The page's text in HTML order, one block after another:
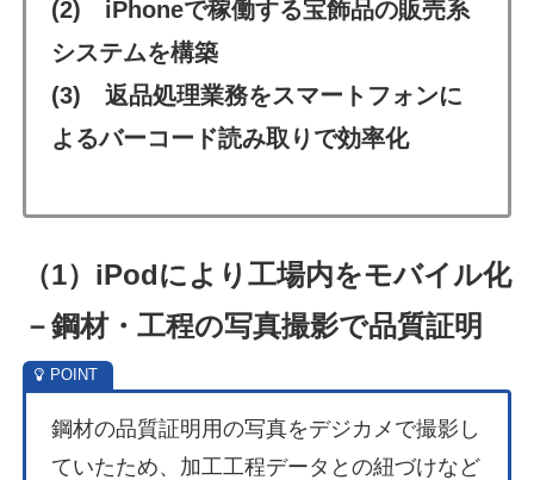
(2) iPhoneで稼働する宝飾品の販売系
システムを構築
(3) 返品処理業務をスマートフォンに
よるバーコード読み取りで効率化
（1）iPodにより工場内をモバイル化
－鋼材・工程の写真撮影で品質証明
鋼材の品質証明用の写真をデジカメで撮影し
ていたため、加工工程データとの紐づけなど